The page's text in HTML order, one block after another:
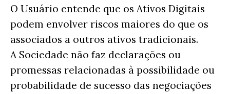
O Usuário entende que os Ativos Digitais
podem envolver riscos maiores do que os
associados a outros ativos tradicionais.
A Sociedade não faz declarações ou
promessas relacionadas à possibilidade ou
probabilidade de sucesso das negociações